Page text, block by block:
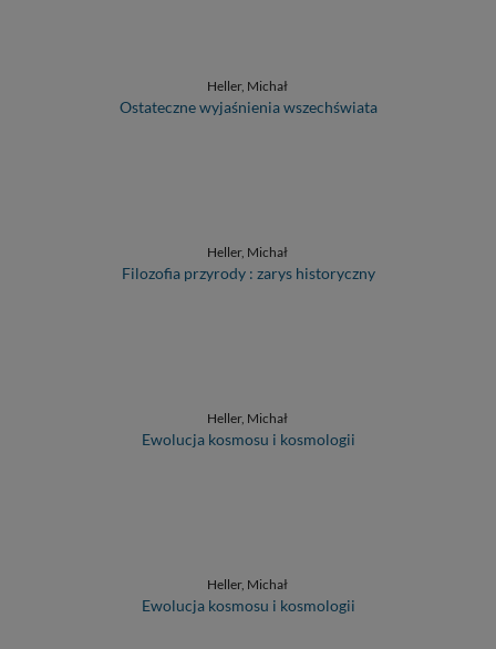
Heller, Michał
Ostateczne wyjaśnienia wszechświata
Heller, Michał
Filozofia przyrody : zarys historyczny
Heller, Michał
Ewolucja kosmosu i kosmologii
Heller, Michał
Ewolucja kosmosu i kosmologii